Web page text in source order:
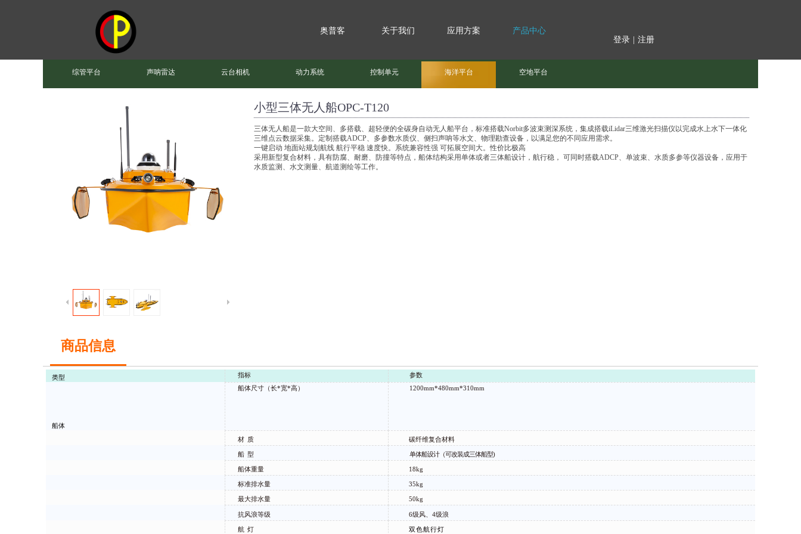
综管平台 声呐雷达 云台相机 动力系统 控制单元 海洋平台 空地平台
小型三体无人船OPC-T120
三体无人船是一款大空间、多搭载、超轻便的全碳身自动无人船平台，标准搭载Norbit多波束测深系统，集成搭载iLidar三维激光扫描仪以完成水上水下一体化
三维点云数据采集。定制搭载ADCP、多参数水质仪、侧扫声呐等水文、物理勘查设备，以满足您的不同应用需求。
一键启动 地面站规划航线 航行平稳 速度快。系统兼容性强 可拓展空间大。性价比极高
采用新型复合材料，具有防腐、耐磨、防撞等特点，船体结构采用单体或者三体船设计，航行稳， 可同时搭载ADCP、单波束、水质多参等仪器设备，应用于
水质监测、水文测量、航道测绘等工作。
商品信息
类型 指标 参数
船体
船体尺寸（长*宽*高） 1200mm*480mm*310mm
材 质 碳纤维复合材料
船 型 单体船设计（可改装成三体船型)
船体重量 18kg
标准排水量 35kg
最大排水量 50kg
抗风浪等级 6级风、4级浪
航 灯 双色航行灯
登录 注册
奥普客 关于我们 应用方案 产品中心